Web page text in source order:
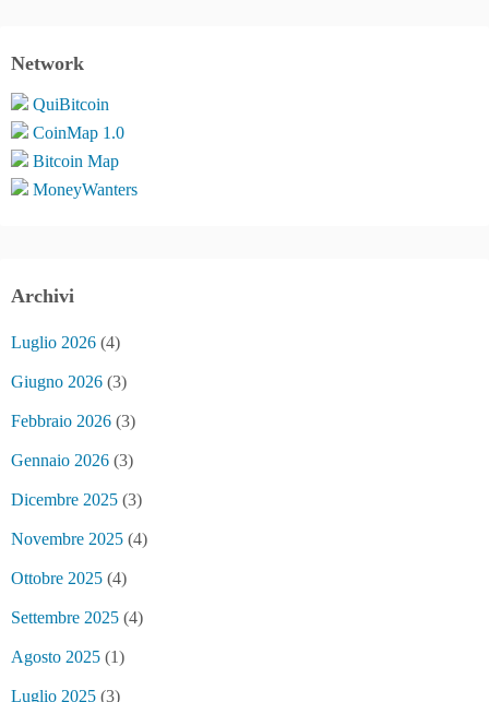
Network
QuiBitcoin
CoinMap 1.0
Bitcoin Map
MoneyWanters
Archivi
Luglio 2026 (4)
Giugno 2026 (3)
Febbraio 2026 (3)
Gennaio 2026 (3)
Dicembre 2025 (3)
Novembre 2025 (4)
Ottobre 2025 (4)
Settembre 2025 (4)
Agosto 2025 (1)
Luglio 2025 (3)